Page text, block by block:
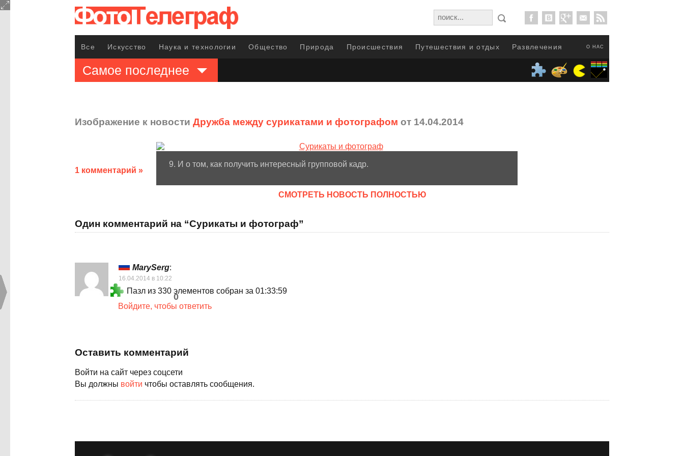
О НАС
Все Искусство Наука и технологии Общество Природа Происшествия Путешествия и отдых Развлечения
Самое последнее
Изображение к новости Дружба между сурикатами и фотографом от 14.04.2014
1 комментарий »
9. И о том, как получить интересный групповой кадр.
CМОТРЕТЬ НОВОСТЬ ПОЛНОСТЬЮ
Один комментарий на “Сурикаты и фотограф”
MarySerg:
16.04.2014 в 10:22
Пазл из 330 элементов собран за 01:33:59
0
Войдите, чтобы ответить
Оставить комментарий
Войти на сайт через соцсети
Вы должны войти чтобы оставлять сообщения.